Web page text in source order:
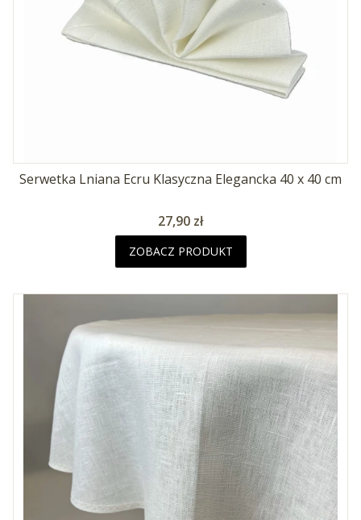
Serwetka Lniana Ecru Klasyczna Elegancka 40 x 40 cm
Cena
27,90 zł
ZOBACZ PRODUKT